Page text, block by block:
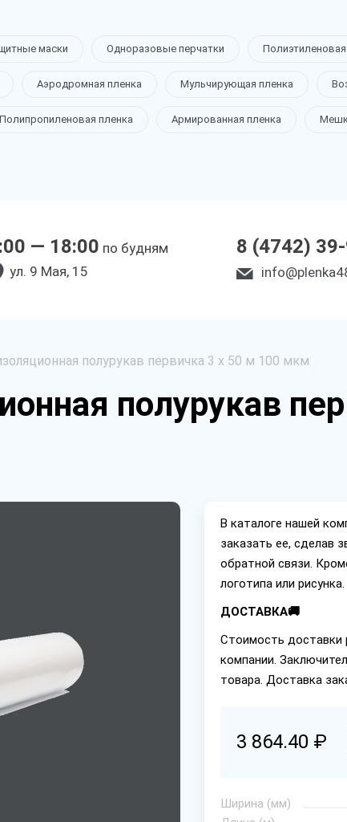
маски Одноразовые перчатки Полиэтиленовая
Аэродромная пленка Мульчирующая пленка
Полипропиленовая пленка Армированная пленка
— 18:00 по будням
ул. 9 Мая, 15
8 (4742)
полурукав первичка 3 х 50 м 100 мкм
полурукав
В каталоге нашей
заказать ее, сделав
обратной связи.
логотипа или рисунка.
ДОСТАВКА🚚
Стоимость доставки
компании.
товара. Доставка
3 864.40 ₽
Ширина (мм)